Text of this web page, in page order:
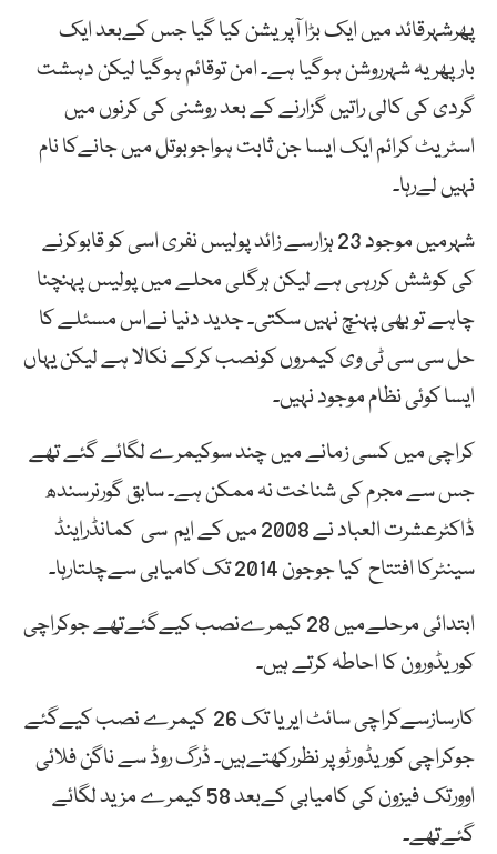
پھرشہرقائد میں ایک بڑا آپریشن کیا گیا جس کےبعد ایک
بارپھریہ شہرروشن ہوگیا ہے۔ امن توقائم ہوگیا لیکن دہشت
گردی کی کالی راتیں گزارنے کے بعد روشنی کی کرنوں میں
اسٹریٹ کرائم ایک ایسا جن ثابت ہواجوبوتل میں جانےکا نام
نہیں لےرہا۔
شہرمیں موجود 23 ہزارسے زائد پولیس نفری اسی کو قابوکرنے
کی کوشش کررہی ہے لیکن ہرگلی محلے میں پولیس پہنچنا
چاہے تو بھی پہنچ نہیں سکتی۔ جدید دنیا نےاس مسئلے کا
حل سی سی ٹی وی کیمروں کونصب کرکے نکالا ہے لیکن یہاں
ایسا کوئی نظام موجود نہیں۔
کراچی میں کسی زمانے میں چند سوکیمرے لگائے گئے تھے
جس سے مجرم کی شناخت نہ ممکن ہے۔ سابق گورنرسندھ
ڈاکٹرعشرت العباد نے 2008 میں کے ایم سی کمانڈراینڈ
سینٹرکا افتتاح کیا جوجون 2014 تک کامیابی سےچلتارہا۔
ابتدائی مرحلےمیں 28 کیمرےنصب کیےگئےتھے جوکراچی
کوریڈورون کا احاطہ کرتے ہیں۔
کارسازسےکراچی سائٹ ایریا تک 26 کیمرے نصب کیےگئے
جوکراچی کوریڈورٹو پر نظررکھتےہیں۔ ڈرگ روڈ سے ناگن فلائی
اوورتک فیزون کی کامیابی کےبعد 58 کیمرے مزید لگائے
گئےتھے۔